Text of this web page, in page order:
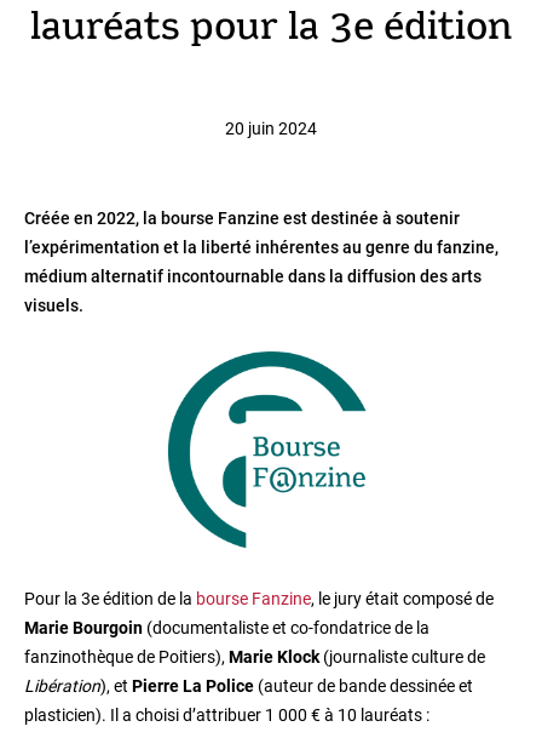
lauréats pour la 3e édition
20 juin 2024
Créée en 2022, la bourse Fanzine est destinée à soutenir
l’expérimentation et la liberté inhérentes au genre du fanzine,
médium alternatif incontournable dans la diffusion des arts
visuels.
Pour la 3e édition de la bourse Fanzine, le jury était composé de
Marie Bourgoin (documentaliste et co-fondatrice de la
fanzinothèque de Poitiers), Marie Klock (journaliste culture de
Libération), et Pierre La Police (auteur de bande dessinée et
plasticien). Il a choisi d’attribuer 1 000 € à 10 lauréats :